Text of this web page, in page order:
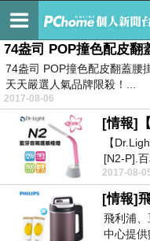
跳跳星球
74盎司 POP撞色配皮翻
74盎司 POP撞色配皮翻蓋腰
天天嚴選人氣品牌限殺！...
2017-08-06
【
[N2-P].
2017-08-
飛利浦
中心提